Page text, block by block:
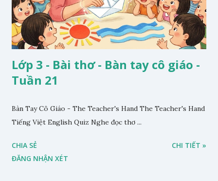
Lớp 3 - Bài thơ - Bàn tay cô giáo -
Tuần 21
Bàn Tay Cô Giáo - The Teacher's Hand The Teacher's Hand
Tiếng Việt English Quiz Nghe đọc thơ ...
CHIA SẺ
ĐĂNG NHẬN XÉT
CHI TIẾT »